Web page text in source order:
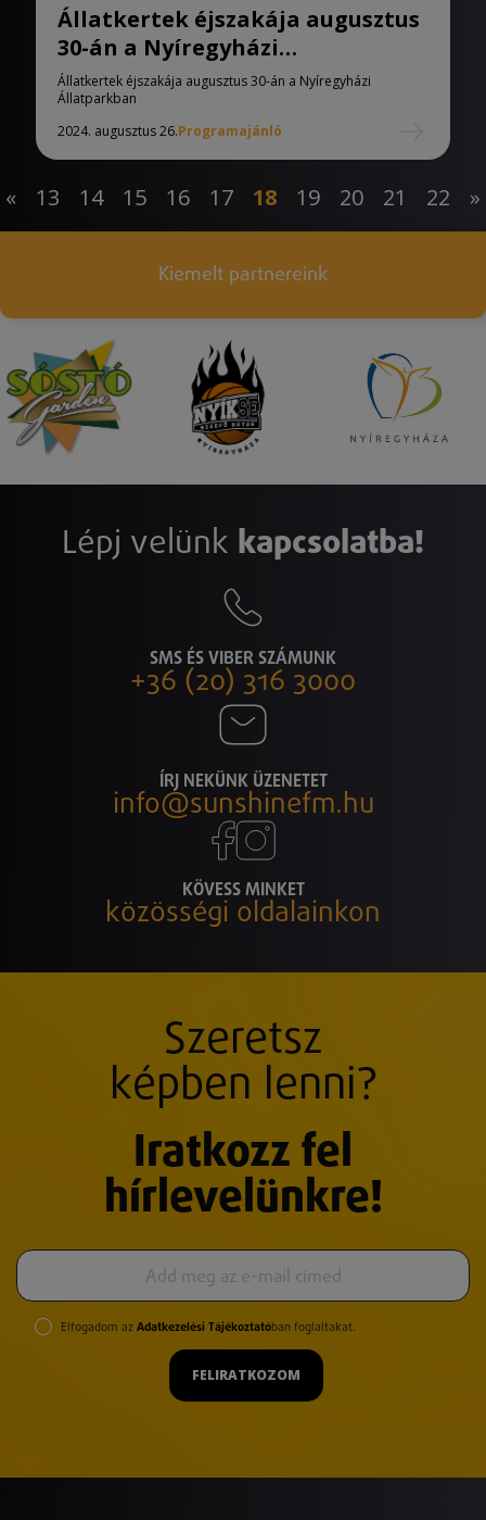
Állatkertek éjszakája augusztus
30-án a Nyíregyházi
Állatparkban
Állatkertek éjszakája augusztus 30-án a Nyíregyházi
Állatparkban
2024. augusztus 26.Programajánló
« 13 14 15 16 17 18 19 20 21 22 »
Kiemelt partnereink
Lépj velünk kapcsolatba!
SMS ÉS VIBER SZÁMUNK
+36 (20) 316 3000
ÍRJ NEKÜNK ÜZENETET
info@sunshinefm.hu
KÖVESS MINKET
közösségi oldalainkon
Szeretsz
képben lenni?
Iratkozz fel
hírlevelünkre!
Elfogadom az Adatkezelési Tájékoztatóban foglaltakat.
FELIRATKOZOM